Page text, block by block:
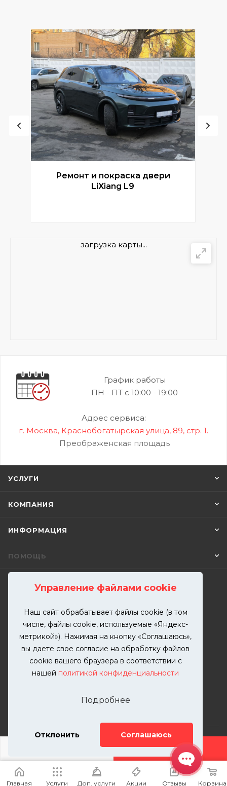
Управление файлами cookie
Наш сайт обрабатывает файлы cookie (в том
числе, файлы cookie, используемые «Яндекс-
метрикой»). Нажимая на кнопку «Соглашаюсь»,
вы даете свое согласие на обработку файлов
cookie вашего браузера в соответствии с
нашей политикой конфиденциальности
Подробнее
Отклонить Соглашаюсь
ДОБАВИТЬ УСЛУГУ
Ремонт и покраска двери
LiXiang L9
загрузка карты...
График работы
ПН - ПТ с 10:00 - 19:00
Адрес сервиса:
г. Москва, Краснобогатырская улица, 89, стр. 1.
Преображенская площадь
УСЛУГИ
КОМПАНИЯ
ИНФОРМАЦИЯ
ПОМОЩЬ
+7 (499) 302-00-57 ЗАКАЗАТЬ ЗВОНОК
zakaz@kutuzovv.ru
г. Москва, Краснобогатырская
2026 © KUTUZOVV | Кузовной ремонт и покраска
автомобилей. Вся информация на сайте – собственность
Главная Услуги Доп. услуги Акции Отзывы Корзина